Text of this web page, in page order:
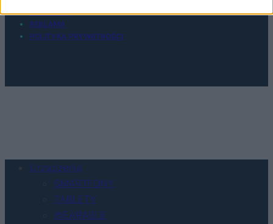
REDAKCJA
REKLAMA
POLITYKA PRYWATNOŚCI
Urządzenia
SMARTFONY
TABLETY
WEARABLE